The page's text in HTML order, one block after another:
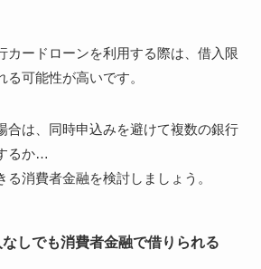
カードローンを利用する際は、借入限
可能性が高いです。
合は、同時申込みを避けて複数の銀行
るか…
消費者金融を検討しましょう。
しでも消費者金融で借りられる